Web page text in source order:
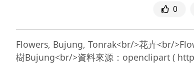
0
Flowers, Bujung, Tonrak<br/>花卉<br/